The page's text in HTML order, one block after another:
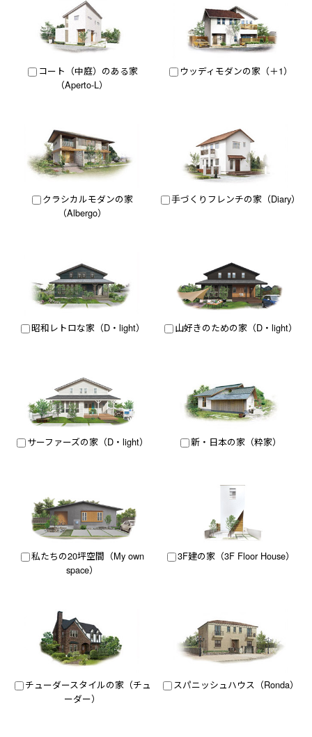
コート（中庭）のある家
（Aperto-L）
ウッディモダンの家（＋1）
クラシカルモダンの家
（Albergo）
手づくりフレンチの家（Diary）
昭和レトロな家（D・light） 山好きのための家（D・light）
サーファーズの家（D・light） 新・日本の家（粋家）
私たちの20坪空間（My own
space）
3F建の家（3F Floor House）
チューダースタイルの家（チュ
ーダー）
スパニッシュハウス（Ronda）